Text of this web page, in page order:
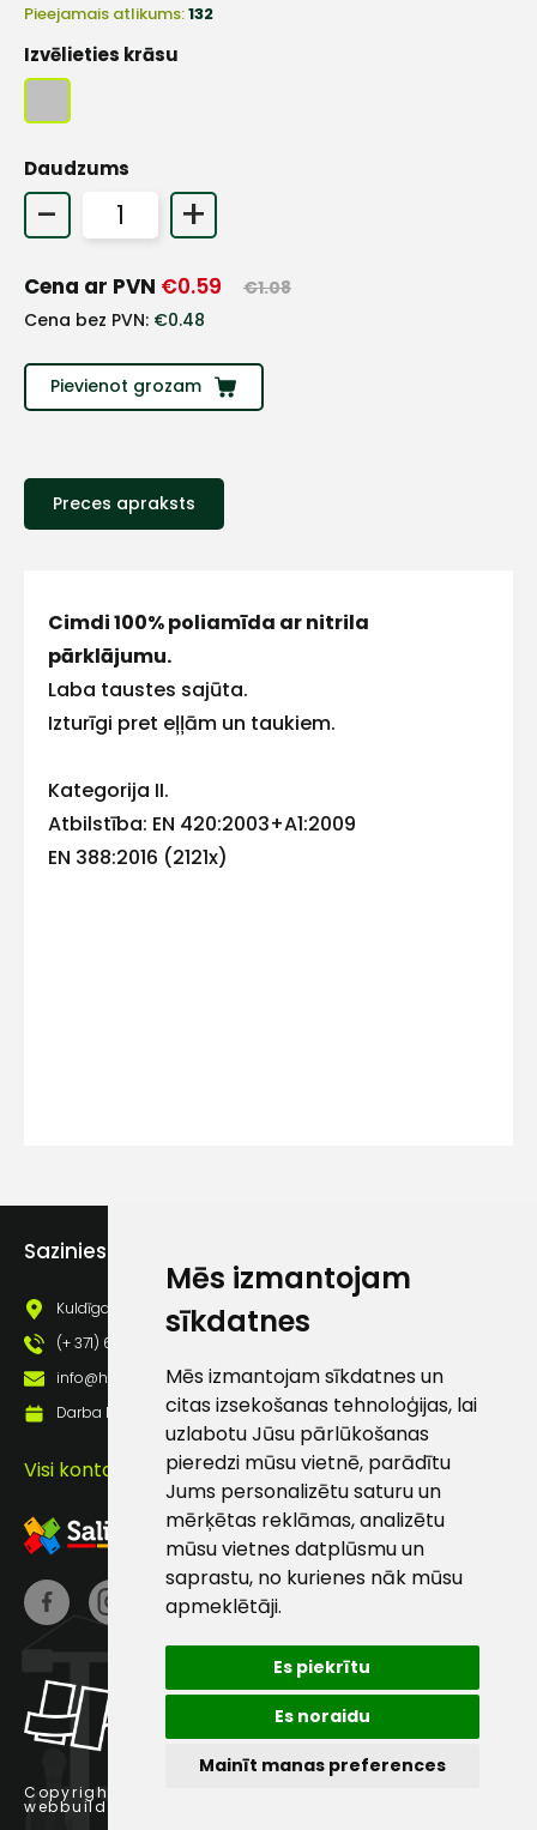
Mēs izmantojam
sīkdatnes
Mēs izmantojam sīkdatnes un
citas izsekošanas tehnoloģijas, lai
uzlabotu Jūsu pārlūkošanas
pieredzi mūsu vietnē, parādītu
Jums personalizētu saturu un
mērķētas reklāmas, analizētu
mūsu vietnes datplūsmu un
saprastu, no kurienes nāk mūsu
apmeklētāji.
Es piekrītu
Es noraidu
Mainīt manas preferences
Pieejamais atlikums:132
Izvēlieties krāsu
Daudzums
- +
Cena ar PVN €0.59 €1.08
Cena bez PVN: €0.48
Pievienot grozam
Preces apraksts
Cimdi 100% poliamīda ar nitrila
pārklājumu.
Laba taustes sajūta.
Izturīgi pret eļļām un taukiem.
Kategorija II.
Atbilstība: EN 420:2003+A1:2009
EN 388:2016 (2121x)
Copyright © 2025 Hards SIA.
webbuilding.lv
Sazinies ar mums
Kuldīgas iela 69a, Saldus, Saldus nov., LV - 3801
(+ 371) 63 881 186
info@hards.lv
Darba laiks: Darbadienās: 8:00 - 17:00
Visi kontakti
E-pasts
Piekrītu saņemt
pastā
Sūtīt ziņojumu
Klientu
atbalsts
Darbdienās:
(+371) 63 881
186
info@hards.lv
+